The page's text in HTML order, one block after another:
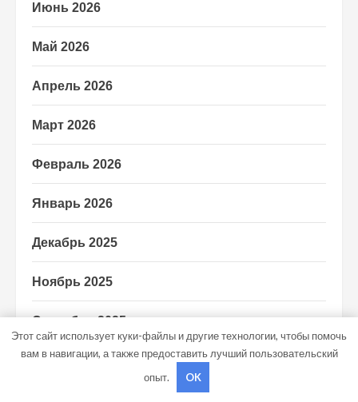
Июнь 2026
Май 2026
Апрель 2026
Март 2026
Февраль 2026
Январь 2026
Декабрь 2025
Ноябрь 2025
Сентябрь 2025
Май 2025
Этот сайт использует куки-файлы и другие технологии, чтобы помочь
вам в навигации, а также предоставить лучший пользовательский
опыт.
OK